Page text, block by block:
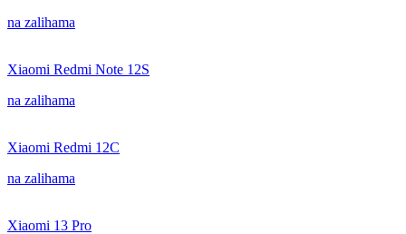
na zalihama
Xiaomi Redmi Note 12S
na zalihama
Xiaomi Redmi 12C
na zalihama
Xiaomi 13 Pro